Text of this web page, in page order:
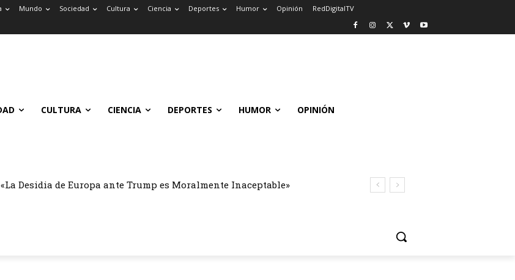
Mundo Sociedad Cultura Ciencia Deportes Humor Opinión RedDigitalTV
CULTURA CIENCIA DEPORTES HUMOR OPINIÓN
Desidia de Europa ante Trump es Moralmente Inaceptable»